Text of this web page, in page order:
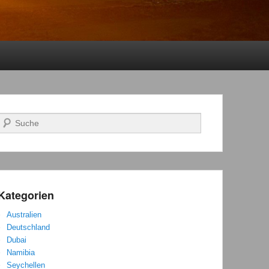
Suchen
Australien
Deutschland
Dubai
Namibia
Seychellen